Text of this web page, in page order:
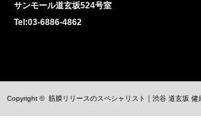
サンモール道玄坂524号室
Tel:03-6886-4862
Copyright © 筋膜リリースのスペシャリスト｜渋谷 道玄坂 健